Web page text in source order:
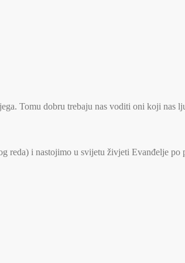
Tomu dobru trebaju nas voditi oni koji nas
reda) i nastojimo u svijetu živjeti Evanđelje